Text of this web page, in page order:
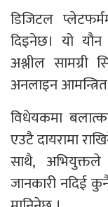
डिजिटल
दिइनेछ। यो यौन
अश्लील सामग्री
अनलाइन आमन्त्रित
विधेयकमा
एउटै दायरामा
साथै, अभियुक्तले
जानकारी नदिई